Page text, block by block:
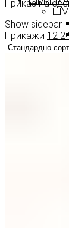
Приказ на
Show sidebar
Прикажи 12